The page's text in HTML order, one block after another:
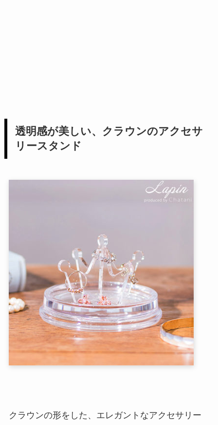
透明感が美しい、クラウンのアクセサ
リースタンド
クラウンの形をした、エレガントなアクセサリー